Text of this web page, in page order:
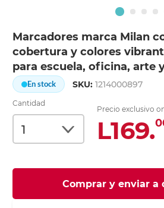
Marcadores marca Milan
cobertura y colores
para escuela, oficina, arte
En stock SKU:1214000897
Cantidad
Precio exclusivo
L169.
Comprar y enviar a